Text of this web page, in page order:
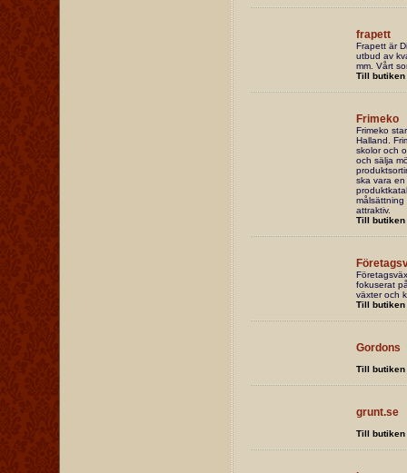
frapett
Frapett är
utbud av
mm. Vårt
Till butiken
Frimeko
Frimeko
Halland.
skolor och
och sälja
ska vara en
målsättning
attraktiv.
Till butiken
fokuserat
växter och
Till butiken
Gordons
Till butiken
grunt.se
Till butiken